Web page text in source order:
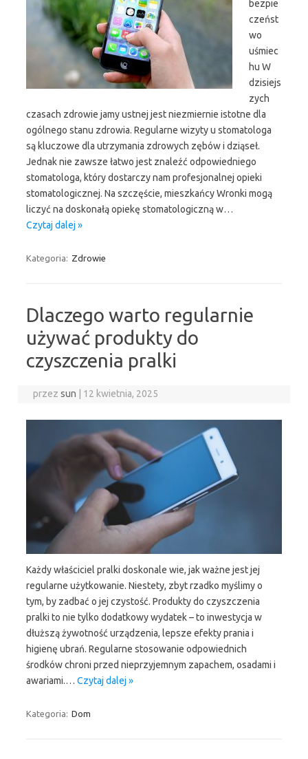
bezpie
czeńst
wo
uśmiec
hu W
dzisiejs
zych
czasach zdrowie jamy ustnej jest niezmiernie istotne dla
ogólnego stanu zdrowia. Regularne wizyty u stomatologa
są kluczowe dla utrzymania zdrowych zębów i dziąseł.
Jednak nie zawsze łatwo jest znaleźć odpowiedniego
stomatologa, który dostarczy nam profesjonalnej opieki
stomatologicznej. Na szczęście, mieszkańcy Wronki mogą
liczyć na doskonałą opiekę stomatologiczną w…
Czytaj dalej »
Kategoria: Zdrowie
Dlaczego warto regularnie
używać produkty do
czyszczenia pralki
przezsun | 12 kwietnia, 2025
Każdy właściciel pralki doskonale wie, jak ważne jest jej
regularne użytkowanie. Niestety, zbyt rzadko myślimy o
tym, by zadbać o jej czystość. Produkty do czyszczenia
pralki to nie tylko dodatkowy wydatek – to inwestycja w
dłuższą żywotność urządzenia, lepsze efekty prania i
higienę ubrań. Regularne stosowanie odpowiednich
środków chroni przed nieprzyjemnym zapachem, osadami i
awariami.… Czytaj dalej »
Kategoria: Dom